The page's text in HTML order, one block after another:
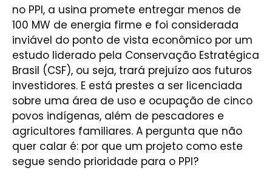
no PPI, a usina promete entregar menos de
100 MW de energia firme e foi considerada
inviável do ponto de vista econômico por um
estudo liderado pela Conservação Estratégica
Brasil (CSF), ou seja, trará prejuízo aos futuros
investidores. E está prestes a ser licenciada
sobre uma área de uso e ocupação de cinco
povos indígenas, além de pescadores e
agricultores familiares. A pergunta que não
quer calar é: por que um projeto como este
segue sendo prioridade para o PPI?